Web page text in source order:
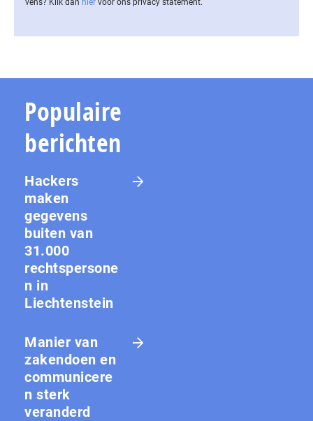
Populaire
berichten
Hackers
maken
gegevens
buiten van
31.000
rechtspersone
n in
Liechtenstein
Manier van
zakendoen en
communicere
n sterk
veranderd